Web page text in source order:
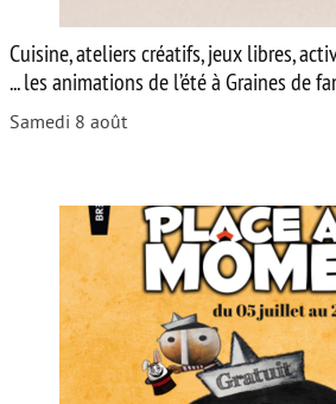
Cuisine, ateliers créatifs, jeux libres,
... les animations de l’été à Graines de
Samedi 8 août